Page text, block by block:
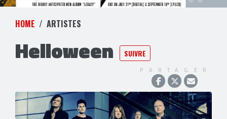
HOME ARTISTES
Helloween SUIVRE
PARTAGER